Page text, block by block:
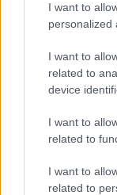
I want to
personalized
I want to
related to
device
I want to
related to
I want to
related to
perché il
avulsi, in
una
interdetta,
distrugge la
autoritari, cazzi
Spinelli e gli
la balla
generoso,
intanto che